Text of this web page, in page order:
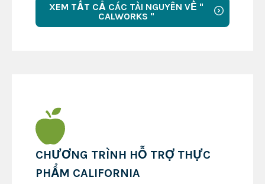
XEM TẤT CẢ CÁC TÀI NGUYÊN VỀ "
CALWORKS "
CHƯƠNG TRÌNH HỖ TRỢ THỰC
PHẨM CALIFORNIA